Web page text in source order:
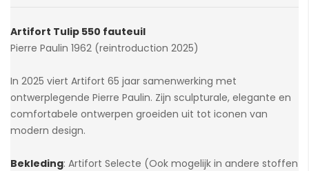
gallerij
Artifort Tulip 550 fauteuil
Pierre Paulin 1962 (reintroduction 2025)
In 2025 viert Artifort 65 jaar samenwerking met
ontwerplegende Pierre Paulin. Zijn sculpturale, elegante en
comfortabele ontwerpen groeiden uit tot iconen van
modern design.
Bekleding: Artifort Selecte (Ook mogelijk in andere stoffen